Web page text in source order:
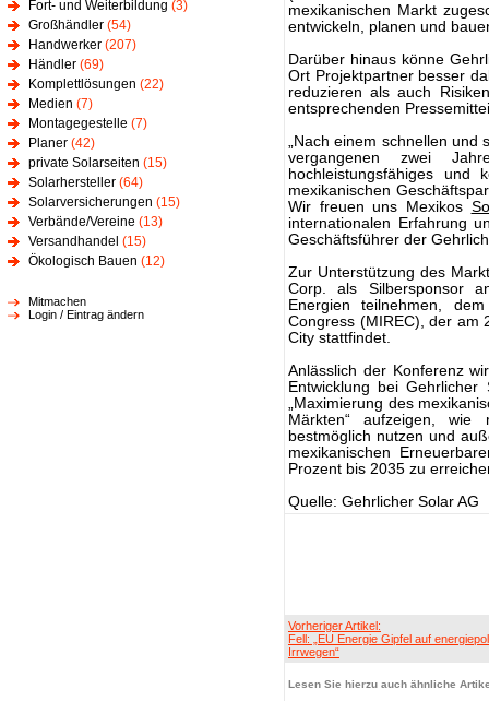
Fort- und Weiterbildung (3)
Großhändler (54)
Handwerker (207)
Händler (69)
Komplettlösungen (22)
Medien (7)
Montagegestelle (7)
Planer (42)
private Solarseiten (15)
Solarhersteller (64)
Solarversicherungen (15)
Verbände/Vereine (13)
Versandhandel (15)
Ökologisch Bauen (12)
Mitmachen
Login / Eintrag ändern
mexikanischen Markt
entwickeln, planen und
Darüber hinaus könne
Ort Projektpartner besser
reduzieren als auch
entsprechenden
„Nach einem schnellen und
vergangenen zwei
hochleistungsfähiges und
mexikanischen
Wir freuen uns Mexikos
internationalen Erfahrung
Geschäftsführer der
Zur Unterstützung des
Corp. als Silbersponsor
Energien teilnehmen,
Congress (MIREC), der am
City stattfindet.
Anlässlich der Konferenz
Entwicklung bei
„Maximierung des
Märkten“ aufzeigen, wie
bestmöglich nutzen und
mexikanischen
Prozent bis 2035 zu
Quelle: Gehrlicher Solar AG
Vorheriger Artikel:
Fell: „EU Energie Gipfel auf
Irrwegen“
Lesen Sie hierzu auch ähnliche